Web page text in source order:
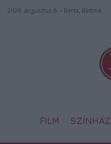
2026. augusztus 6. – Berta, Bettina
FILM SZÍNHÁZ